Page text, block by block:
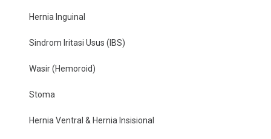
Hernia Inguinal
Sindrom Iritasi Usus (IBS)
Wasir (Hemoroid)
Stoma
Hernia Ventral & Hernia Insisional